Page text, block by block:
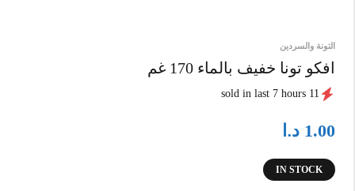
التونة والسردين
افكو تونا خفيف بالماء 170 غم
11 sold in last 7 hours
1.00 د.ا
IN STOCK